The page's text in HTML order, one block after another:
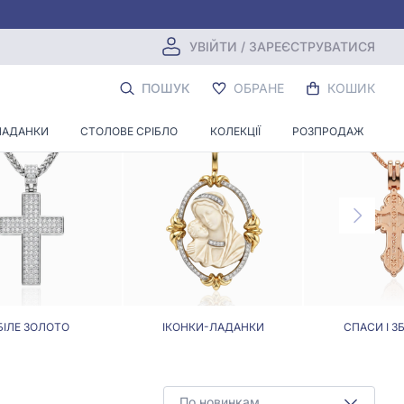
УВІЙТИ / ЗАРЕЄСТРУВАТИСЯ
ПОШУК ОБРАНЕ КОШИК
СТОЛОВЕ СРІБЛО КОЛЕКЦІЇ РОЗПРОДАЖ
ЗОЛОТО ІКОНКИ-ЛАДАНКИ СПАСИ І